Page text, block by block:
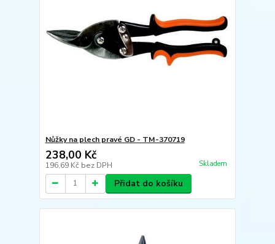
Nůžky na plech pravé GD - TM-370719
238,00 Kč
196,69 Kč bez DPH Skladem
Přidat do košíku